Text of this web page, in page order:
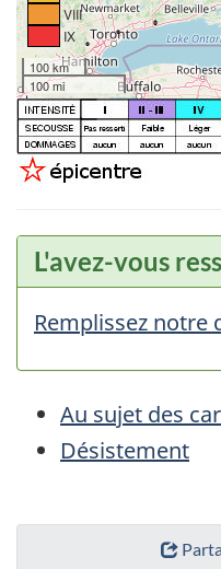
VIII
IX
100 km
100 mi
L'avez-vous
Remplissez notre
Au sujet des
Désistement
"Détails